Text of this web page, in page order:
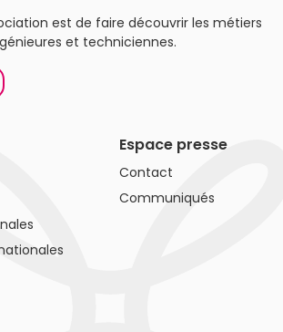
est de faire découvrir les métiers
et techniciennes.
Espace presse
Contact
Communiqués